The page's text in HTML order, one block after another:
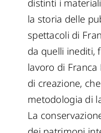
distinti i
la storia delle
spettacoli di
da quelli inediti,
lavoro di Franca
di creazione,
metodologia di
La